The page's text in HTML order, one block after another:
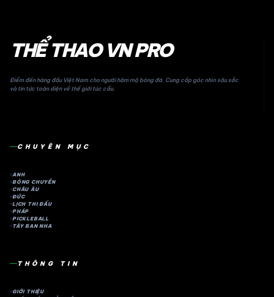
THỂ THAO VN PRO
Điểm đến hàng đầu Việt Nam cho người hâm mộ bóng đá. Cung cấp góc nhìn sâu sắc
và tin tức toàn diện về thế giới túc cầu.
CHUYÊN MỤC
ANH
BÓNG CHUYỀN
CHÂU ÂU
ĐỨC
LỊCH THI ĐẤU
PHÁP
PICKLEBALL
TÂY BAN NHA
THÔNG TIN
GIỚI THIỆU